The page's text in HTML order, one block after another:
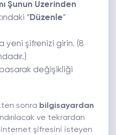
Şunun Üzerinden
“Düzenle”
yeni şifrenizi girin. (8
değişikliği
sonra bilgisayardan
ve tekrardan
internet şifresini isteyen